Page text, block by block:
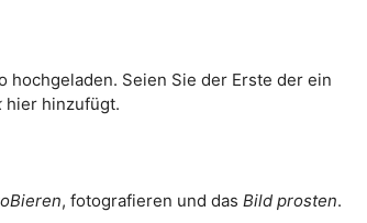
hochgeladen. Seien Sie der Erste der ein
hier hinzufügt.
, fotografieren und dasBild prosten.